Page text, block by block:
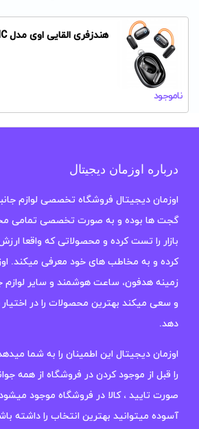
هندزفری القایی اوی مدل TZ13 ANC
ناموجود
درباره اوزمان دیجیتال
اوزمان دیجیتال فروشگاه تخصصی لوازم
گجت ها بوده و به صورت تخصصی تمامی
بازار را تست کرده و محصولاتی که واقعا
کرده و به مخاطب های خود معرفی میکند.
زمینه هدفون، ساعت هوشمند و سایر لوازم
و سعی میکند بهترین محصولات را در اختیار
دهد.
اوزمان دیجیتال این اطمینان را به شما
را قبل از موجود کردن در فروشگاه از همه
صورت تایید ، کالا در فروشگاه موجود
آسوده میتوانید بهترین انتخاب را داشته